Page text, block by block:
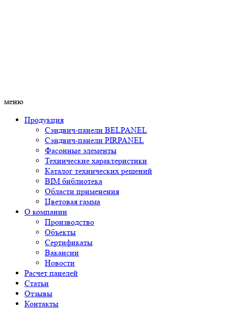
меню
Продукция
Сэндвич-панели BELPANEL
Сэндвич-панели PIRPANEL
Фасонные элементы
Технические характеристики
Каталог технических решений
BIM библиотека
Области применения
Цветовая гамма
О компании
Производство
Объекты
Сертификаты
Вакансии
Новости
Расчет панелей
Статьи
Отзывы
Контакты